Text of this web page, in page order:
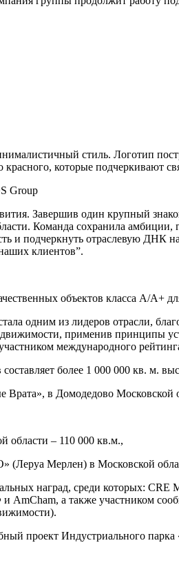
стиль. Логотип
которые подчеркивают
Group
Завершив один крупный
Команда сохранила
и подчеркнуть отраслевую
клиентов”.
объектов класса А/А+
одним из лидеров отрасли,
применив принципы
международного
более 1 000 000 кв. м.
в Домодедово Московской
– 110 000 кв.м.,
Мерлен) в Московской
наград, среди которых:
AmCham, а также участником
проект Индустриального